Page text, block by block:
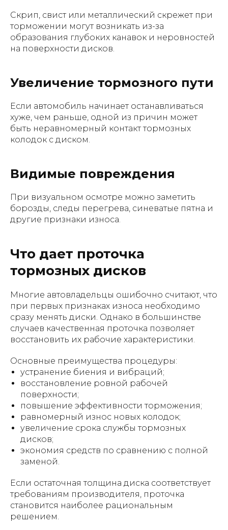
Скрип, свист или металлический скрежет при
торможении могут возникать из-за
образования глубоких канавок и неровностей
на поверхности дисков.
Увеличение тормозного пути
Если автомобиль начинает останавливаться
хуже, чем раньше, одной из причин может
быть неравномерный контакт тормозных
колодок с диском.
Видимые повреждения
При визуальном осмотре можно заметить
борозды, следы перегрева, синеватые пятна и
другие признаки износа.
Что дает проточка
тормозных дисков
Многие автовладельцы ошибочно считают, что
при первых признаках износа необходимо
сразу менять диски. Однако в большинстве
случаев качественная проточка позволяет
восстановить их рабочие характеристики.
Основные преимущества процедуры:
устранение биения и вибраций;
восстановление ровной рабочей
поверхности;
повышение эффективности торможения;
равномерный износ новых колодок;
увеличение срока службы тормозных
дисков;
экономия средств по сравнению с полной
заменой.
Если остаточная толщина диска соответствует
требованиям производителя, проточка
становится наиболее рациональным
решением.